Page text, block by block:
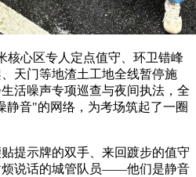
核心区专人定点值守、环卫错峰
天门等地渣土工地全线暂停施
活噪声专项巡查与夜间执法，全
静音"的网络，为考场筑起了一圈
提示牌的双手、来回踱步的值守
烦说话的城管队员——他们是静音